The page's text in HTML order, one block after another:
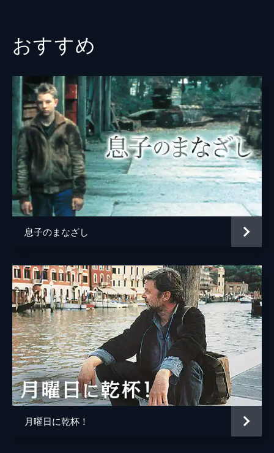
ナンニ・モレッティ
脚本 ハイドラン・シュリーフ
音楽 ニコラ・ピオヴァーニ
製作 アンジェロ・バルバガッロ
おすすめ
息子のまなざし
月曜日に乾杯！